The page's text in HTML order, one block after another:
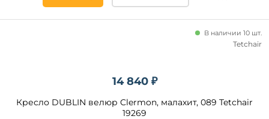
14 840 ₽
Кресло DUBLIN велюр Clermon, малахит, 089 Tetchair
19269
В наличии 10 шт.
Tetchair